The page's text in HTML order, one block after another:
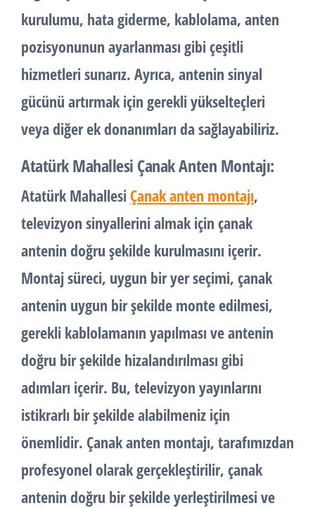
kurulumu, hata giderme, kablolama, anten
pozisyonunun ayarlanması gibi çeşitli
hizmetleri sunarız. Ayrıca, antenin sinyal
gücünü artırmak için gerekli yükselteçleri
veya diğer ek donanımları da sağlayabiliriz.
Atatürk Mahallesi Çanak Anten Montajı:
Atatürk Mahallesi Çanak anten montajı,
televizyon sinyallerini almak için çanak
antenin doğru şekilde kurulmasını içerir.
Montaj süreci, uygun bir yer seçimi, çanak
antenin uygun bir şekilde monte edilmesi,
gerekli kablolamanın yapılması ve antenin
doğru bir şekilde hizalandırılması gibi
adımları içerir. Bu, televizyon yayınlarını
istikrarlı bir şekilde alabilmeniz için
önemlidir. Çanak anten montajı, tarafımızdan
profesyonel olarak gerçekleştirilir, çanak
antenin doğru bir şekilde yerleştirilmesi ve